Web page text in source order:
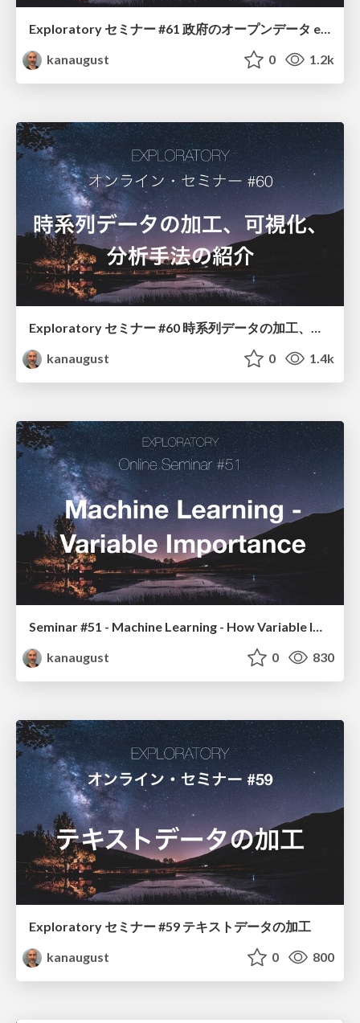
kanaugust
0 1.2k
Exploratory セミナー #60 時系列データの加工、可視化、分析手法の紹介
kanaugust
0 1.4k
Seminar #51 - Machine Learning - How Variable Importance Works
kanaugust
0 830
Exploratory セミナー #59 テキストデータの加工
kanaugust
0 800